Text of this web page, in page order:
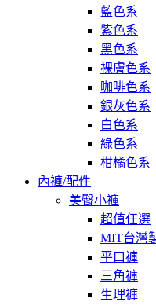
藍色系
紫色系
黑色系
裸膚色系
咖啡色系
銀灰色系
白色系
綠色系
柑橘色系
內褲/配件
美臀小褲
超值任選
MIT台灣
平口褲
三角褲
生理褲